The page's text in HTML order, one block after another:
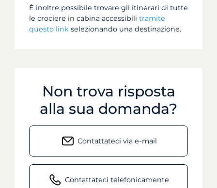
È inoltre possibile trovare gli itinerari di tutte
le crociere in cabina accessibili tramite
questo link selezionando una destinazione.
Non trova risposta
alla sua domanda?
Contattateci via e-mail
Contattateci telefonicamente